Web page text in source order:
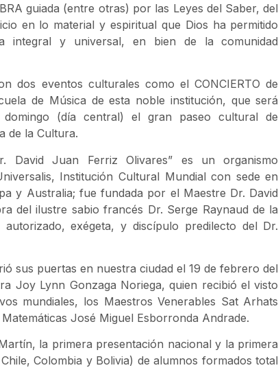
guiada (entre otras) por las Leyes del Saber, del
en lo material y espiritual que Dios ha permitido
integral y universal, en bien de la comunidad
dos eventos culturales como el CONCIERTO de
de Música de esta noble institución, que será
(día central) el gran paseo cultural de
de la Cultura.
David Juan Ferriz Olivares” es un organismo
Institución Cultural Mundial con sede en
y Australia; fue fundada por el Maestre Dr. David
del ilustre sabio francés Dr. Serge Raynaud de la
exégeta, y discípulo predilecto del Dr.
sus puertas en nuestra ciudad el 19 de febrero del
Joy Lynn Gonzaga Noriega, quien recibió el visto
mundiales, los Maestros Venerables Sat Arhats
José Miguel Esborronda Andrade.
la primera presentación nacional y la primera
Colombia y Bolivia) de alumnos formados total